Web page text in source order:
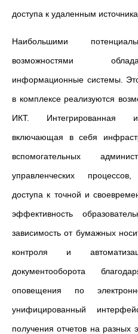
доступа к удаленным
Наибольшими
возможностями
информационные системы.
в комплексе реализуются
ИКТ. Интегрированная
включающая в себя
вспомогательных
управленческих
доступа к точной и
эффективность
зависимость от бумажных
контроля и
документооборота
оповещения по
унифицированный
получения отчетов на разных